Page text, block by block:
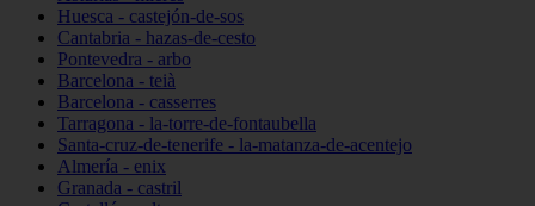
Huesca - castejón-de-sos
Cantabria - hazas-de-cesto
Pontevedra - arbo
Barcelona - teià
Barcelona - casserres
Tarragona - la-torre-de-fontaubella
Santa-cruz-de-tenerife - la-matanza-de-acentejo
Almería - enix
Granada - castril